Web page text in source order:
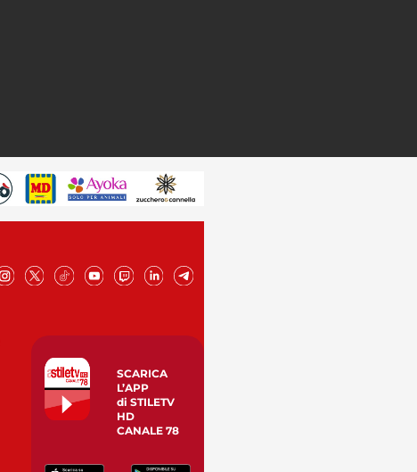
SCARICA
L’APP
di STILETV
HD
CANALE 78